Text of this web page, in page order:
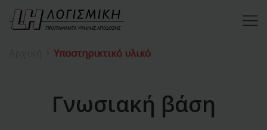
Υποστηρικτικό υλικό
Γνωσιακή βάση